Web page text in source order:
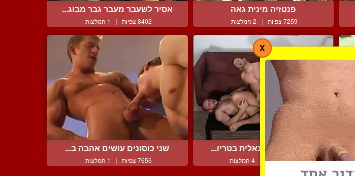
פנטזיה מינית גאה
7259 צפיות | 2 המלצות
אסיר לשעבר מעבר גבר מבוג...
8402 צפיות | 1 המלצות
חדירה כפולה אנאלית בטריו...
12159 צפיות 4 המלצות
שני כוסונים עושים אהבה ב...
7656 צפיות | 1 המלצות
X